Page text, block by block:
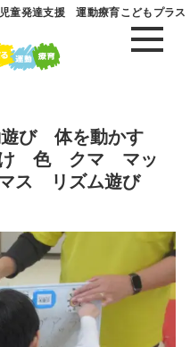
童発達支援 運動療育こどもプラス
遊び 体を動かす
け 色 クマ マッ
ス リズム遊び